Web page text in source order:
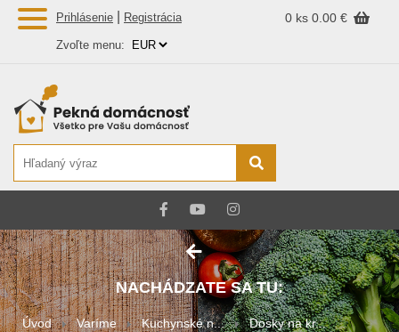
Prihlásenie Registrácia 0 ks 0.00 €
Zvoľte menu:
NACHÁDZATE SA TU:
Úvod Varíme Kuchynské n... Dosky na kr...